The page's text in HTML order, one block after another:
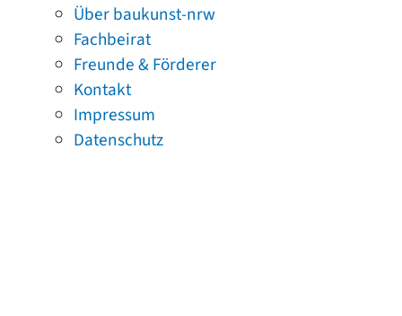
Über baukunst-nrw
Fachbeirat
Freunde & Förderer
Kontakt
Impressum
Datenschutz